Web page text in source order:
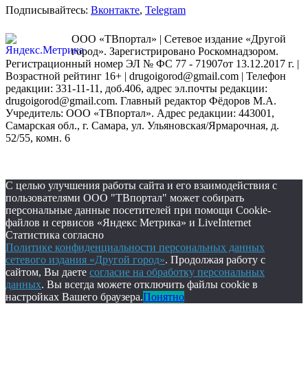
Подписывайтесь: Вконтакте, Telegram
ООО «ТВпортал» | Сетевое издание «Другой
город». Зарегистрировано Роскомнадзором.
Регистрационный номер ЭЛ № ФС 77 - 71907от 13.12.2017 г. |
Возрастной рейтинг 16+ | drugoigorod@gmail.com | Телефон
редакции: 331-11-11, доб.406, адрес эл.почты редакции:
drugoigorod@gmail.com. Главный редактор Фёдоров М.А.
Учредитель: ООО «ТВпортал». Адрес редакции: 443001,
Самарская обл., г. Самара, ул. Ульяновская/Ярмарочная, д.
52/55, комн. 6
С целью улучшения работы сайта и его взаимодействия с
пользователями ООО "ТВпортал" может собирать
персональные данные посетителей при помощи Cookie-
файлов и сервисов «Яндекс Метрика» и LiveInternet
Статистика согласно
Политике конфиденциальности персональных данных
сетевого издания «Другой город». Продолжая работу с
сайтом, Вы даете согласие на обработку персональных
данных. Вы всегда можете отключить файлы cookie в
настройках Вашего браузера.Понятно